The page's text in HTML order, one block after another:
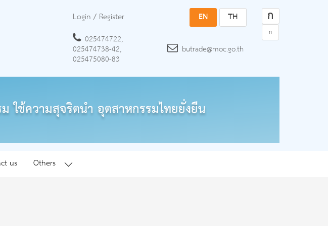
Login/ Register EN TH
025474722,
025474738-42,
025475080-83
butrade@moc.go.th
ก
ก
ใช้ความสุจริตนำ อุตสาหกรรมไทยยั่งยืน
us Others